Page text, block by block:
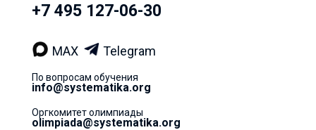
+7 495 127-06-30
MAX Telegram
По вопросам обучения
info@systematika.org
Оргкомитет олимпиады
olimpiada@systematika.org